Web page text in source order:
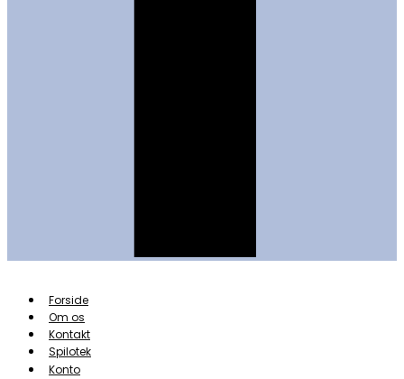
Forside
Om os
Kontakt
Spilotek
Konto